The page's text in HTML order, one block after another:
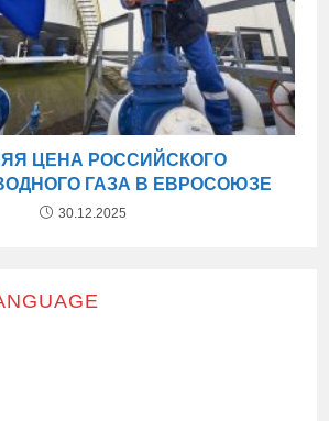
ЦЕНА РОССИЙСКОГО
ГАЗА В ЕВРОСОЮЗЕ
30.12.2025